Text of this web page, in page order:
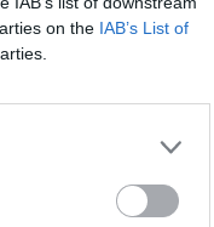
on the IAB’s List of